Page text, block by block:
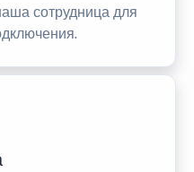
сотрудница для